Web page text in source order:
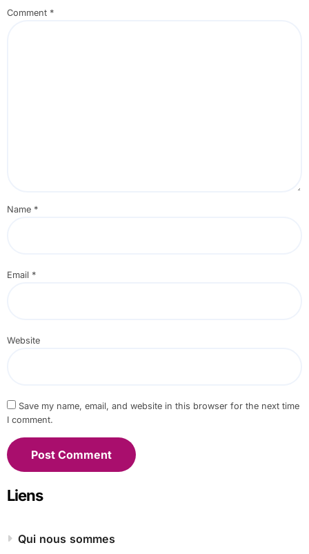
Comment *
Name *
Email *
Website
Save my name, email, and website in this browser for the next time
I comment.
Liens
Qui nous sommes